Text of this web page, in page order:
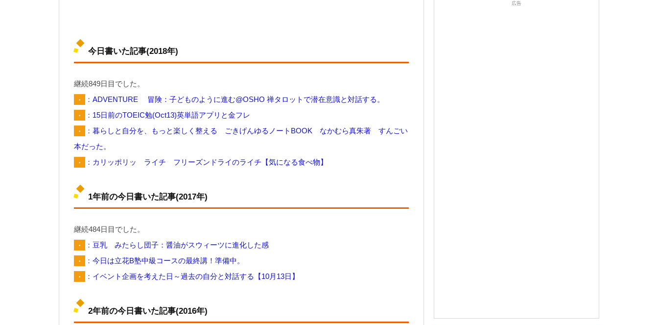
今日書いた記事(2018年)
継続849日目でした。
・
： ADVENTURE 冒険：子どものように進む@OSHO 禅タロットで潜在意識と対話する。
・
： 15日前のTOEIC勉(Oct13)英単語アプリと金フレ
・
： 暮らしと自分を、もっと楽しく整える ごきげんゆるノートBOOK なかむら真朱著 すんごい
本だった。
・
： カリッポリッ ライチ フリーズンドライのライチ【気になる食べ物】
1年前の今日書いた記事(2017年)
継続484日目でした。
・
： 豆乳 みたらし団子：醤油がスウィーツに進化した感
・
： 今日は立花B塾中級コースの最終講！準備中。
・
： イベント企画を考えた日～過去の自分と対話する【10月13日】
2年前の今日書いた記事(2016年)
広告